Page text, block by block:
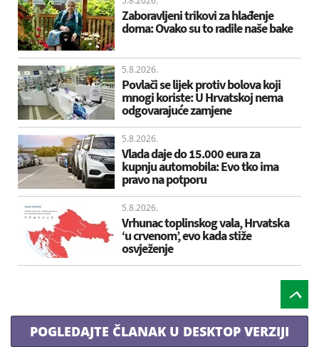
Zaboravljeni trikovi za hlađenje
doma: Ovako su to radile naše bake
5.8.2026.
Povlači se lijek protiv bolova koji
mnogi koriste: U Hrvatskoj nema
odgovarajuće zamjene
5.8.2026.
Vlada daje do 15.000 eura za
kupnju automobila: Evo tko ima
pravo na potporu
5.8.2026.
Vrhunac toplinskog vala, Hrvatska
‘u crvenom’, evo kada stiže
osvježenje
POGLEDAJTE ČLANAK U DESKTOP VERZIJI